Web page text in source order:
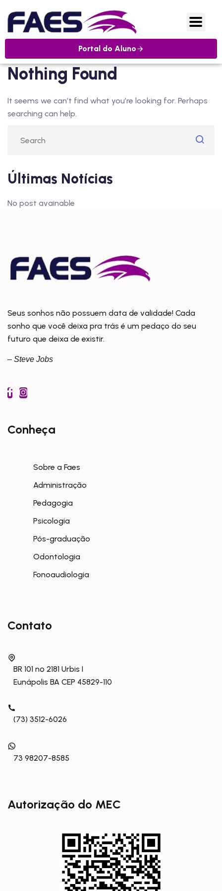
Portal do Aluno
Nothing Found
It seems we can’t find what you’re looking for. Perhaps
searching can help.
Últimas Notícias
No post avainable
Seus sonhos não possuem data de validade! Cada
sonho que você deixa pra trás é um pedaço do seu
futuro que deixa de existir.
– Steve Jobs
Conheça
Sobre a Faes
Administração
Pedagogia
Psicologia
Pós-graduação
Odontologia
Fonoaudiologia
Contato
BR 101 nº 2181 Urbis I
Eunápolis BA CEP 45829-110
(73) 3512-6026
73 98207-8585
Autorização do MEC